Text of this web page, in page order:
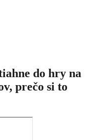
do hry na
prečo si to